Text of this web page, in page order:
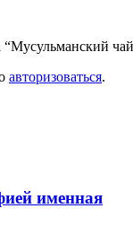
“Мусульманский
авторизоваться.
именная